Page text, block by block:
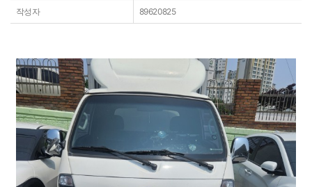
이용후기
작성자 89620825